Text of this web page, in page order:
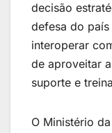
decisão
defesa do
interoperar
de aproveitar
suporte e
O Ministério